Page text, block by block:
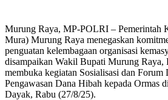
Murung Raya, MP-POLRI – Pemerintah
Mura) Murung Raya menegaskan
penguatan kelembagaan organisasi
disampaikan Wakil Bupati Murung Raya,
membuka kegiatan Sosialisasi dan Forum
Pengawasan Dana Hibah kepada Ormas
Dayak, Rabu (27/8/25).